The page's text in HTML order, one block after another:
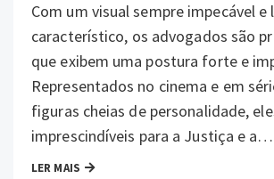
Com um visual sempre impecável e
característico, os advogados são
que exibem uma postura forte e
Representados no cinema e em
figuras cheias de personalidade,
imprescindíveis para a Justiça e a…
LER MAIS